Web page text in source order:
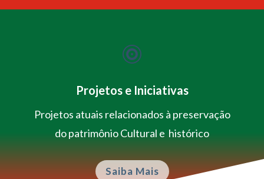

Projetos e Iniciativas
Projetos atuais relacionados à preservação
do patrimônio Cultural e histórico
Saiba Mais